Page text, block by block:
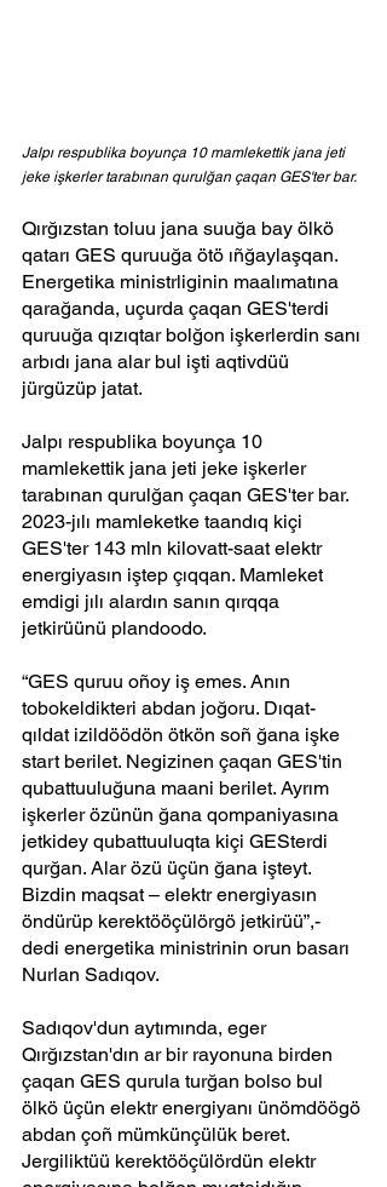
Jalpı respublika boyunça 10 mamlekettik jana jeti
jeke işkerler tarabınan qurulğan çaqan GES'ter bar.
Qırğızstan toluu jana suuğa bay ölkö
qatarı GES quruuğa ötö ıñğaylaşqan.
Energetika ministrliginin maalımatına
qarağanda, uçurda çaqan GES'terdi
quruuğa qızıqtar bolğon işkerlerdin sanı
arbıdı jana alar bul işti aqtivdüü
jürgüzüp jatat.
Jalpı respublika boyunça 10
mamlekettik jana jeti jeke işkerler
tarabınan qurulğan çaqan GES'ter bar.
2023-jılı mamleketke taandıq kiçi
GES'ter 143 mln kilovatt-saat elektr
energiyasın iştep çıqqan. Mamleket
emdigi jılı alardın sanın qırqqa
jetkirüünü plandoodo.
“GES quruu oñoy iş emes. Anın
tobokeldikteri abdan joğoru. Dıqat-
qıldat izildöödön ötkön soñ ğana işke
start berilet. Negizinen çaqan GES'tin
qubattuuluğuna maani berilet. Ayrım
işkerler özünün ğana qompaniyasına
jetkidey qubattuuluqta kiçi GESterdi
qurğan. Alar özü üçün ğana işteyt.
Bizdin maqsat – elektr energiyasın
öndürüp kerektööçülörgö jetkirüü”,-
dedi energetika ministrinin orun basarı
Nurlan Sadıqov.
Sadıqov'dun aytımında, eger
Qırğızstan'dın ar bir rayonuna birden
çaqan GES qurula turğan bolso bul
ölkö üçün elektr energiyanı ünömdöögö
abdan çoñ mümkünçülük beret.
Jergiliktüü kerektööçülördün elektr